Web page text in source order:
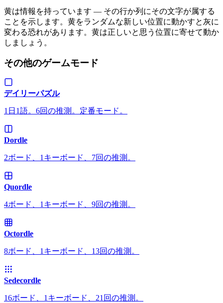
黄は情報を持っています — その行か列にその文字が属する
ことを示します。黄をランダムな新しい位置に動かすと灰に
変わる恐れがあります。黄は正しいと思う位置に寄せて動か
しましょう。
その他のゲームモード
デイリーパズル
1日1語。6回の推測。定番モード。
Dordle
2ボード、1キーボード、7回の推測。
Quordle
4ボード、1キーボード、9回の推測。
Octordle
8ボード、1キーボード、13回の推測。
Sedecordle
16ボード、1キーボード、21回の推測。